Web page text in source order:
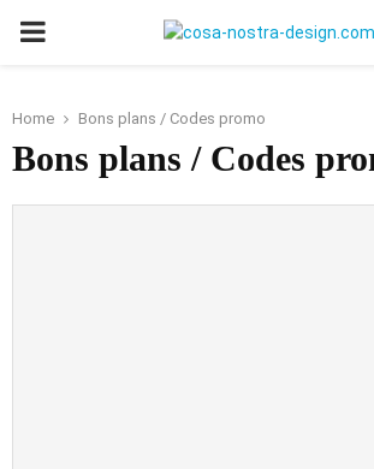
PRIMARY
Home Bons plans / Codes promo
Bons plans / Codes